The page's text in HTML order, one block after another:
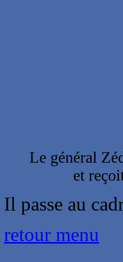
Le général
et
Il passe au
retour menu